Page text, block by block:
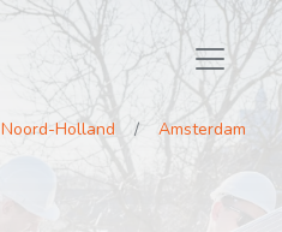
Noord-Holland Amsterdam